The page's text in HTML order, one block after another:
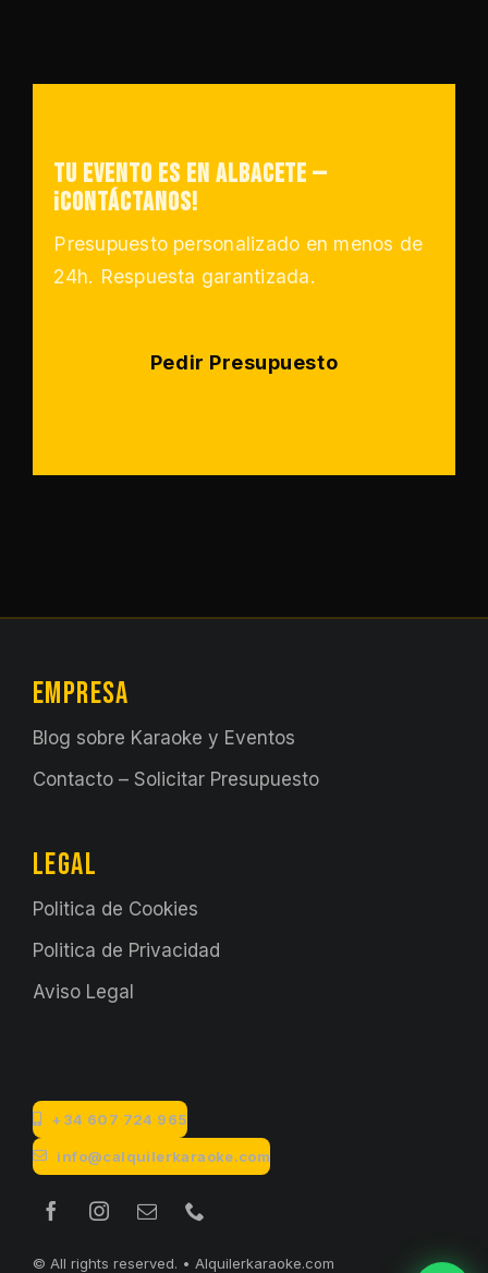
Tu evento es en Albacete —
¡Contáctanos!
Presupuesto personalizado en menos de
24h. Respuesta garantizada.
Pedir Presupuesto
EMPRESA
Blog sobre Karaoke y Eventos
Contacto – Solicitar Presupuesto
LEGAL
Politica de Cookies
Politica de Privacidad
Aviso Legal
+34 607 724 965
info@calquilerkaraoke.com
© All rights reserved. • Alquilerkaraoke.com